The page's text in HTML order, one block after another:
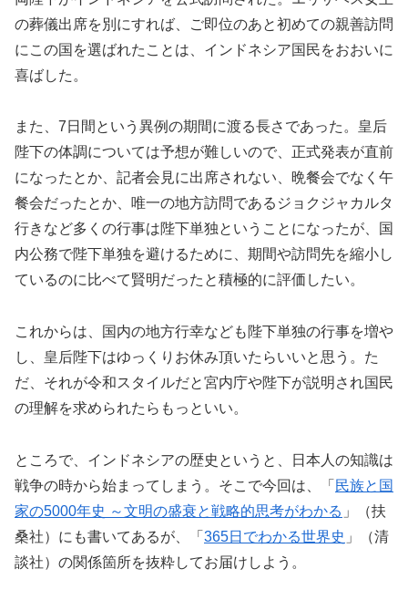
の葬儀出席を別にすれば、ご即位のあと初めての親善訪問
にこの国を選ばれたことは、インドネシア国民をおおいに
喜ばした。
また、7日間という異例の期間に渡る長さであった。皇后
陛下の体調については予想が難しいので、正式発表が直前
になったとか、記者会見に出席されない、晩餐会でなく午
餐会だったとか、唯一の地方訪問であるジョクジャカルタ
行きなど多くの行事は陛下単独ということになったが、国
内公務で陛下単独を避けるために、期間や訪問先を縮小し
ているのに比べて賢明だったと積極的に評価したい。
これからは、国内の地方行幸なども陛下単独の行事を増や
し、皇后陛下はゆっくりお休み頂いたらいいと思う。た
だ、それが令和スタイルだと宮内庁や陛下が説明され国民
の理解を求められたらもっといい。
ところで、インドネシアの歴史というと、日本人の知識は
戦争の時から始まってしまう。そこで今回は、「 民族と国
家の5000年史 ～文明の盛衰と戦略的思考がわかる 」（扶
桑社）にも書いてあるが、「 365日でわかる世界史 」（清
談社）の関係箇所を抜粋してお届けしよう。